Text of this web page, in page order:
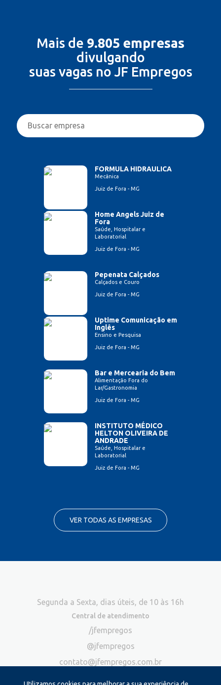
Mais de 9.805 empresas
divulgando
suas vagas no JF Empregos
FORMULA HIDRAULICA
Mecânica
Juiz de Fora - MG
Home Angels Juiz de
Fora
Saúde, Hospitalar e
Laboratorial
Juiz de Fora - MG
Pepenata Calçados
Calçados e Couro
Juiz de Fora - MG
Uptime Comunicação em
Inglês
Ensino e Pesquisa
Juiz de Fora - MG
Bar e Mercearia do Bem
Alimentação Fora do
Lar/Gastronomia
Juiz de Fora - MG
INSTITUTO MÉDICO
HELTON OLIVEIRA DE
ANDRADE
Saúde, Hospitalar e
Laboratorial
Juiz de Fora - MG
VER TODAS AS EMPRESAS
Segunda a Sexta, dias úteis, de 10 às 16h
Central de atendimento
/jfempregos
@jfempregos
contato@jfempregos.com.br